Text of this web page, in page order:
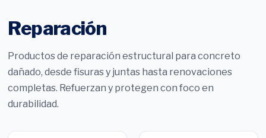
Reparación
Productos de reparación estructural para concreto
dañado, desde fisuras y juntas hasta renovaciones
completas. Refuerzan y protegen con foco en
durabilidad.